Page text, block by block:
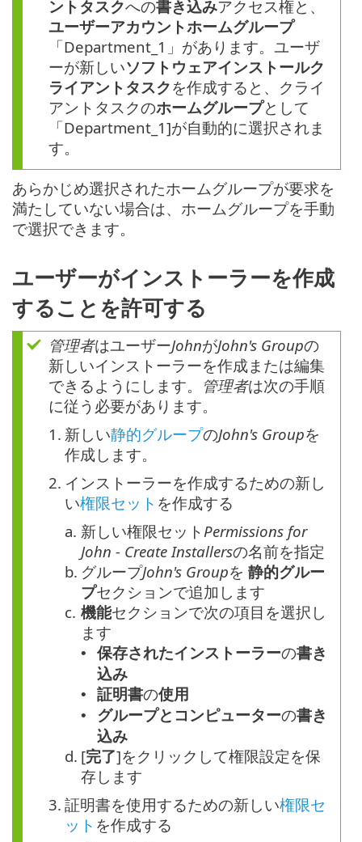
ントタスクへの書き込みアクセス権と、
ユーザーアカウントホームグループ
「Department_1」があります。ユーザ
ーが新しいソフトウェアインストールク
ライアントタスクを作成すると、クライ
アントタスクのホームグループとして
「Department_1]が自動的に選択されま
す。
あらかじめ選択されたホームグループが要求を
満たしていない場合は、ホームグループを手動
で選択できます。
ユーザーがインストーラーを作成
することを許可する
管理者はユーザーJohnがJohn's Groupの
新しいインストーラーを作成または編集
できるようにします。
管理者は次の手順
に従う必要があります。
1. 新しい静的グループのJohn's Groupを
作成します。
2. インストーラーを作成するための新し
い権限セット を作成する
a. 新しい権限セットPermissions for
John - Create Installersの名前を指定
b. グループJohn's Groupを 静的グルー
プセクションで追加します
c. 機能セクションで次の項目を選択し
ます
• 保存されたインストーラーの書き
込み
• 証明書の使用
• グループとコンピューターの書き
込み
d. [完了]をクリックして権限設定を保
存します
3. 証明書を使用するための新しい権限セ
ット を作成する